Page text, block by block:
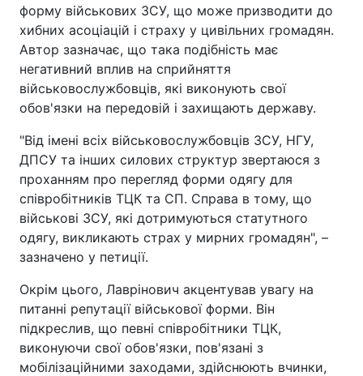
форму військових ЗСУ, що може призводити до
хибних асоціацій і страху у цивільних громадян.
Автор зазначає, що така подібність має
негативний вплив на сприйняття
військовослужбовців, які виконують свої
обов'язки на передовій і захищають державу.
"Від імені всіх військовослужбовців ЗСУ, НГУ,
ДПСУ та інших силових структур звертаюся з
проханням про перегляд форми одягу для
співробітників ТЦК та СП. Справа в тому, що
військові ЗСУ, які дотримуються статутного
одягу, викликають страх у мирних громадян", –
зазначено у петиції.
Окрім цього, Лаврінович акцентував увагу на
питанні репутації військової форми. Він
підкреслив, що певні співробітники ТЦК,
виконуючи свої обов'язки, пов'язані з
мобілізаційними заходами, здійснюють вчинки,